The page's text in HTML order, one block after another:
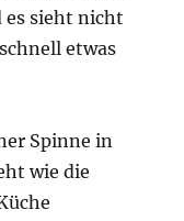
es sieht nicht
etwas
Spinne in
wie die